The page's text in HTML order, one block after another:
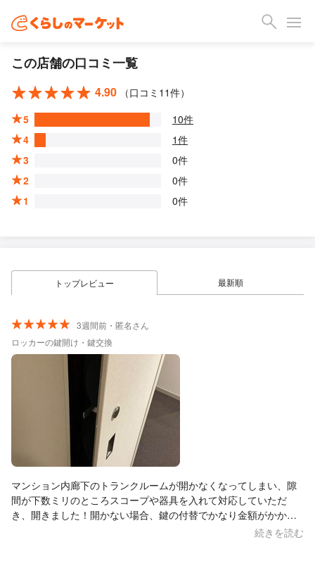
この店舗の口コミ一覧
4.90
（口コミ11件）
5
10件
4
1件
3
0件
2
0件
1
0件
トップレビュー 最新順
3週間前・匿名さん
ロッカーの鍵開け・鍵交換
マンション内廊下のトランクルームが開かなくなってしまい、隙
間が下数ミリのところスコープや器具を入れて対応していただ
き、開きました！開かない場合、鍵の付替でかなり金額がかかる
と聞いていたので、とても助かりました。他の方の口コミとお
続きを読む